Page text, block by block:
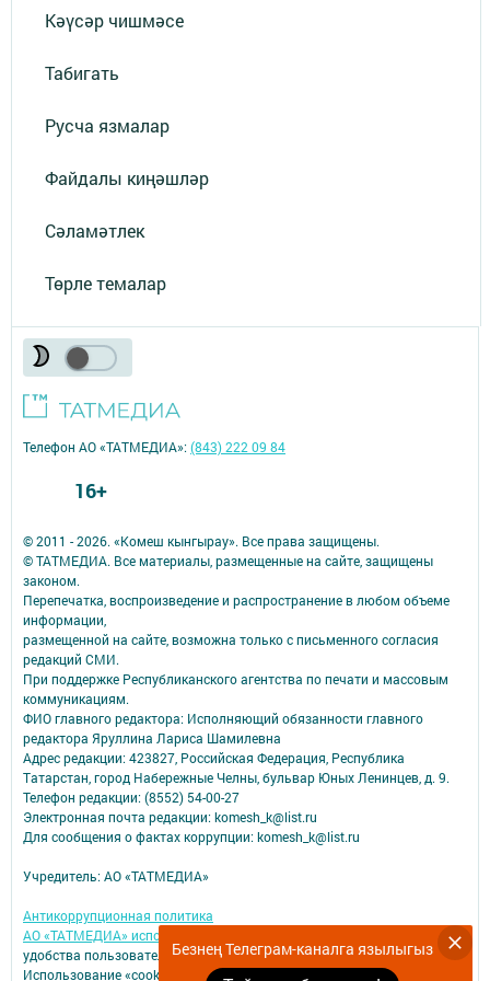
Кәүсәр чишмәсе
Табигать
Русча язмалар
Файдалы киңәшләр
Сәламәтлек
Төрле темалар
Безнең Телеграм-каналга язылыгыз
© 2011 - 2026. «Комеш кынгырау». Все права защищены.
© ТАТМЕДИА. Все материалы, размещенные на сайте, защищены
законом.
Перепечатка, воспроизведение и распространение в любом объеме
информации,
размещенной на сайте, возможна только с письменного согласия
редакций СМИ.
При поддержке Республиканского агентства по печати и массовым
коммуникациям.
ФИО главного редактора: Исполняющий обязанности главного
редактора Яруллина Лариса Шамилевна
Адрес редакции: 423827, Российская Федерация, Республика
Татарстан, город Набережные Челны, бульвар Юных Ленинцев, д. 9.
Телефон редакции: (8552) 54-00-27
Электронная почта редакции: komesh_k@list.ru
Для сообщения о фактах коррупции: komesh_k@list.ru
Учредитель: АО «ТАТМЕДИА»
Антикоррупционная политика
АО «ТАТМЕДИА» использует «cookie»
для персонализации сервисов и
удобства пользователей сайтом.
Использование «cookie» можно отменить в настройках браузера.
Телефон АО «ТАТМЕДИА»:(843) 222 09 84
16+